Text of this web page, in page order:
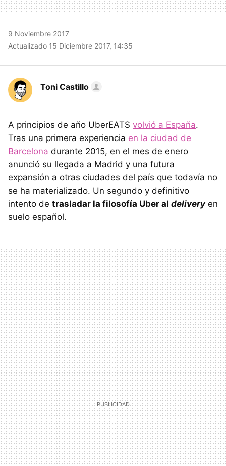
9 Noviembre 2017
Actualizado 15 Diciembre 2017, 14:35
Toni Castillo
A principios de año UberEATS volvió a España.
Tras una primera experiencia en la ciudad de
Barcelona durante 2015, en el mes de enero
anunció su llegada a Madrid y una futura
expansión a otras ciudades del país que todavía no
se ha materializado. Un segundo y definitivo
intento de trasladar la filosofía Uber al deliveryen
suelo español.